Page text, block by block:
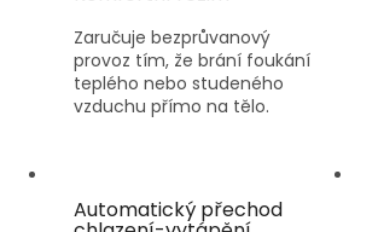
Zaručuje bezprůvanový
provoz tím, že brání foukání
teplého nebo studeného
vzduchu přímo na tělo.
Automatický přechod